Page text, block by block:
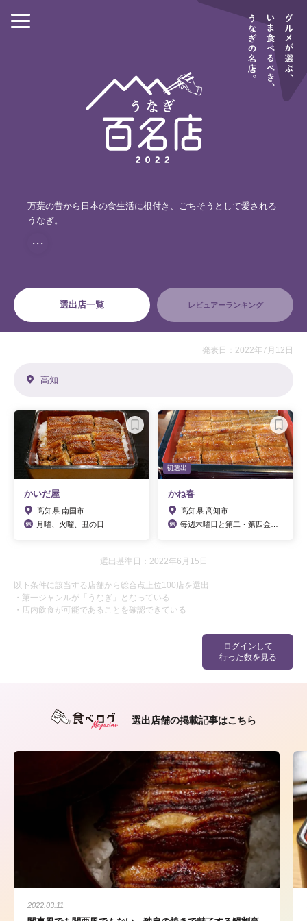
万葉の昔から日本の食生活に根付き、ごちそうとして愛される
うなぎ。
・・・
選出店一覧 レビュアーランキング
ログインして
行った数を見る
発表日：2022年7月12日
高知
かいだ屋
高知県 南国市
月曜、火曜、丑の日
初選出
かね春
高知県 高知市
選出基準日：2022年6月15日
以下条件に該当する店舗から総合点上位100店を選出
・第一ジャンルが「うなぎ」となっている
・店内飲食が可能であることを確認できている
選出店舗の掲載記事はこちら
2022.03.11